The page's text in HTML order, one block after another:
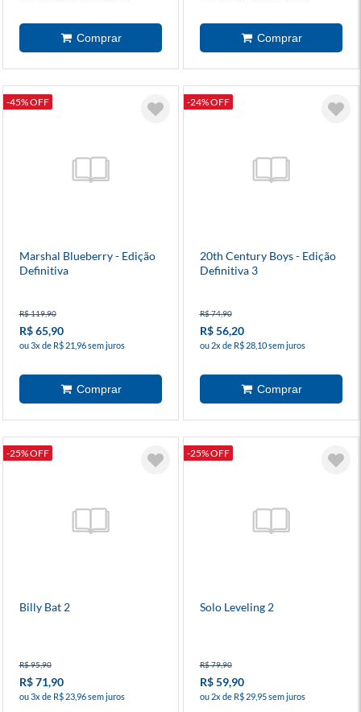
-45% OFF
Marshal Blueberry - Edição
Definitiva
R$ 119,90
R$ 65,90
ou 3x de R$ 21,96 sem juros
-24% OFF
20th Century Boys - Edição
Definitiva 3
R$ 74,90
R$ 56,20
ou 2x de R$ 28,10 sem juros
-25% OFF
Billy Bat 2
R$ 95,90
R$ 71,90
ou 3x de R$ 23,96 sem juros
-25% OFF
Solo Leveling 2
R$ 79,90
R$ 59,90
ou 2x de R$ 29,95 sem juros